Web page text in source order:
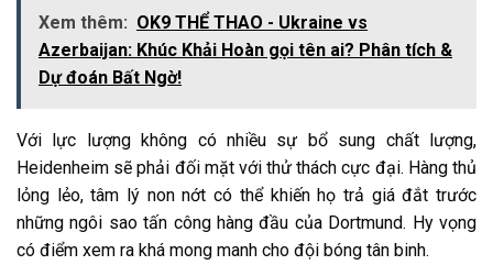
Xem thêm: OK9 THỂ THAO - Ukraine vs
Azerbaijan: Khúc Khải Hoàn gọi tên ai? Phân tích &
Dự đoán Bất Ngờ!
Với lực lượng không có nhiều sự bổ sung chất lượng,
Heidenheim sẽ phải đối mặt với thử thách cực đại. Hàng thủ
lỏng lẻo, tâm lý non nớt có thể khiến họ trả giá đắt trước
những ngôi sao tấn công hàng đầu của Dortmund. Hy vọng
có điểm xem ra khá mong manh cho đội bóng tân binh.